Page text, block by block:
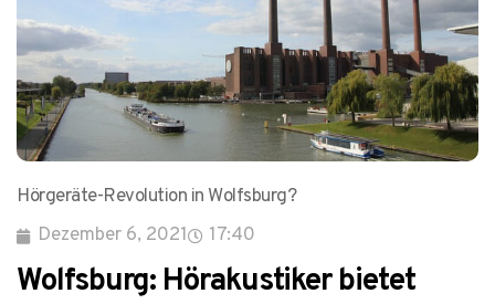
Hörgeräte-Revolution in Wolfsburg?
Dezember 6, 2021
17:40
Wolfsburg: Hörakustiker bietet